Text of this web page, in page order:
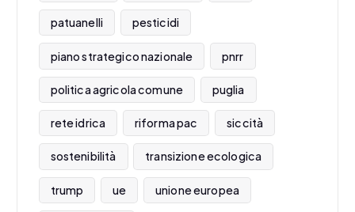
patuanelli pesticidi
piano strategico nazionale pnrr
politica agricola comune puglia
rete idrica riforma pac siccità
sostenibilità transizione ecologica
trump ue unione europea